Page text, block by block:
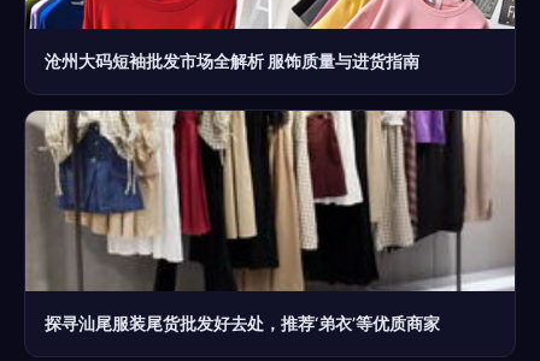
沧州大码短袖批发市场全解析 服饰质量与进货指南
探寻汕尾服装尾货批发好去处，推荐‘弟衣’等优质商家